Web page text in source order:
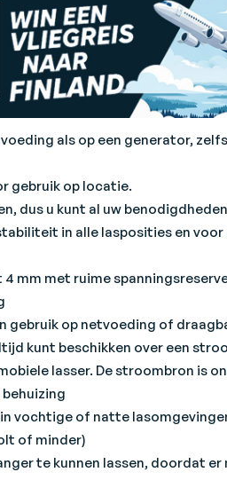
als op een generator,
gebruik op locatie.
dus u kunt al uw
in alle lasposities en voor
mm met ruime
gebruik op netvoeding of
kunt beschikken over een
lasser. De stroombron is
vochtige of natte
of minder)
te kunnen lassen, doordat